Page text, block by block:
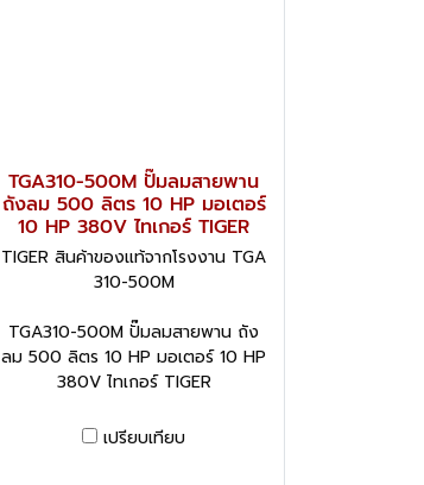
TGA310-500M ปั๊มลมสายพาน
ถังลม 500 ลิตร 10 HP มอเตอร์
10 HP 380V ไทเกอร์ TIGER
TIGER สินค้าของแท้จากโรงงาน TGA
310-500M
TGA310-500M ปั๊มลมสายพาน ถัง
ลม 500 ลิตร 10 HP มอเตอร์ 10 HP
380V ไทเกอร์ TIGER
เปรียบเทียบ